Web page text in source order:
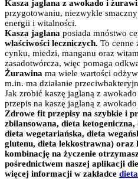
Kasza jaglana z awokado i
przygotowaniu, niezwykle
energii i witalności.
Kasza jaglana posiada mnóstwo
właściwości leczniczych. To cenne
cynku, miedzi, manganu oraz
zasadotwórcza, więc pomaga
Żurawina ma wiele wartości
m.in. ma działanie
Jak zrobić kaszę jaglaną z
przepis na kaszę jaglaną z
Zdrowe fit przepisy na szybkie i
zbilansowana, dieta
dieta wegetariańska, dieta
glutenu, dieta lekkostrawna) oraz
kombinację na życzenie
pośrednictwem naszej aplikacji
więcej informacji w zakładce